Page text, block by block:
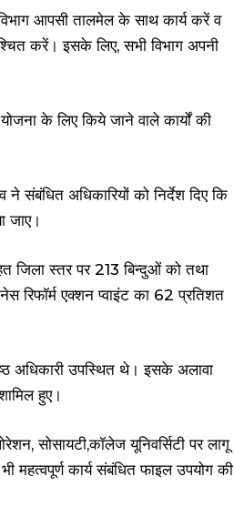
आपसी तालमेल के साथ कार्य करें व
करें। इसके लिए, सभी विभाग अपनी
के लिए किये जाने वाले कार्यों की
संबंधित अधिकारियों को निर्देश दिए कि
जाए।
जिला स्तर पर 213 बिन्दुओं को तथा
रिफॉर्म एक्शन प्वाइंट का 62 प्रतिशत
अधिकारी उपस्थित थे। इसके अलावा
हुए।
सोसायटी,कॉलेज यूनिवर्सिटी पर लागू
महत्वपूर्ण कार्य संबंधित फाइल उपयोग की